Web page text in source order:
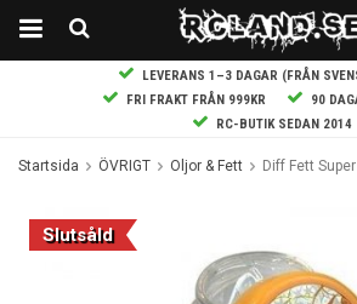
LEVERANS 1–3 DAGAR (FRÅN
FRI FRAKT FRÅN 999KR
90
RC-BUTIK SEDAN 2014
Startsida ÖVRIGT Oljor & Fett Diff Fett
Slutsåld